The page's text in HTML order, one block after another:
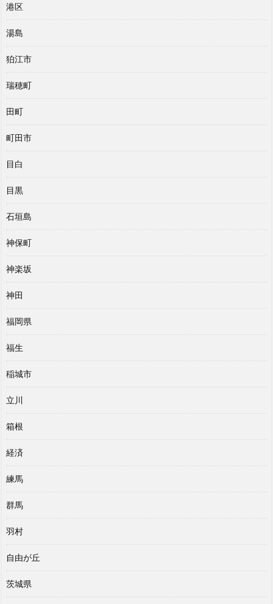
港区
湯島
狛江市
瑞穂町
田町
町田市
目白
目黒
石垣島
神保町
神楽坂
神田
福岡県
福生
稲城市
立川
箱根
経済
練馬
群馬
羽村
自由が丘
茨城県